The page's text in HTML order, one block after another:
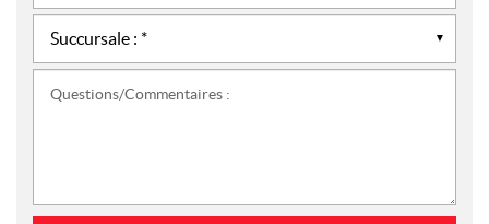
Questions/Commentaires :